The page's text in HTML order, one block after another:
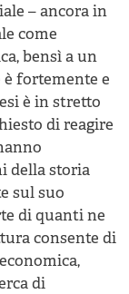
– ancora in
come
bensì a un
è fortemente e
è in stretto
di reagire
della storia
sul suo
di quanti ne
consente di
di